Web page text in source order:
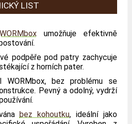
LIST
WORMboxumožňuje efektivně
podpěře pod patry zachycuje
z horních pater.
WORMbox, bez problému se
Pevný a odolný, vydrží
bez kohoutku, ideální jako